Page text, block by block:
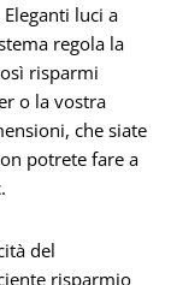
luci a
regola la
risparmi
o la vostra
che siate
potrete fare a
del
risparmio